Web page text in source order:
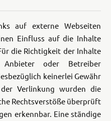
auf externe Webseiten
Einfluss auf die Inhalte
die Richtigkeit der Inhalte
oder Betreiber
keinerlei Gewähr
Verlinkung wurden die
Rechtsverstöße überprüft
erkennbar. Eine ständige